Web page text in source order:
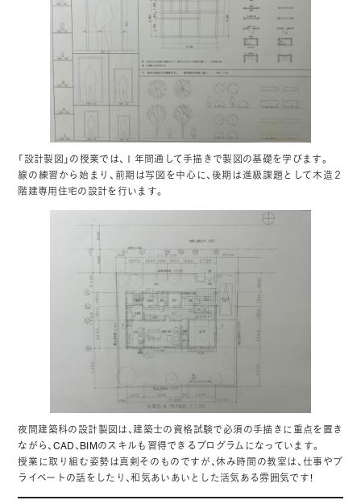
「設計製図」の授業では、１年間通して手描きで製図の基礎を学びます。
線の練習から始まり、前期は写図を中心に、後期は進級課題として木造２
階建専用住宅の設計を行います。
夜間建築科の設計製図は、建築士の資格試験で必須の手描きに重点を置き
ながら、CAD、BIMのスキルも習得できるプログラムになっています。
授業に取り組む姿勢は真剣そのものですが、休み時間の教室は、仕事やプ
ライベートの話をしたり、和気あいあいとした活気ある雰囲気です！